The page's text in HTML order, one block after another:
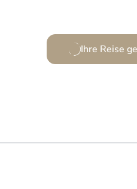
Ihre Reise